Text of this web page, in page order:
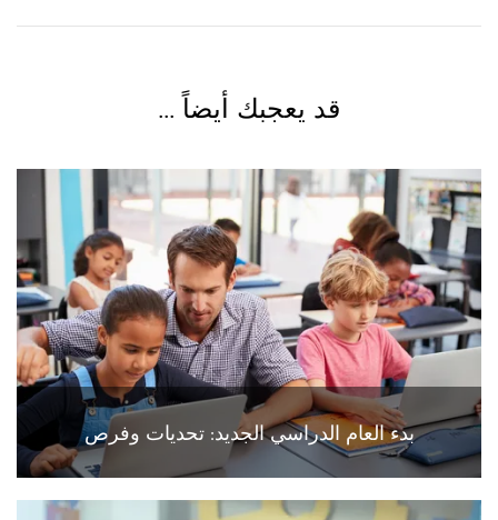
قد يعجبك أيضاً ...
بدء العام الدراسي الجديد: تحديات وفرص